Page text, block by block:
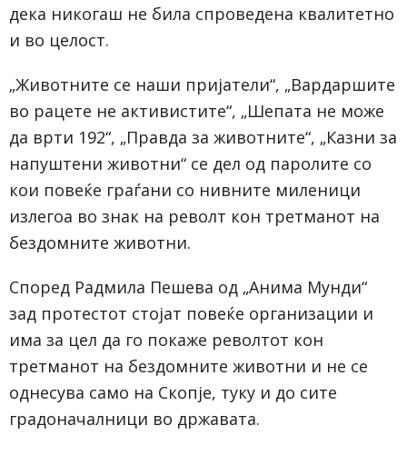
дека никогаш не била спроведена квалитетно
и во целост.
„Животните се наши пријатели“, „Вардаршите
во рацете не активистите“, „Шепата не може
да врти 192“, „Правда за животните“, „Казни за
напуштени животни“ се дел од паролите со
кои повеќе граѓани со нивните миленици
излегоа во знак на револт кон третманот на
бездомните животни.
Според Радмила Пешева од „Анима Мунди“
зад протестот стојат повеќе организации и
има за цел да го покаже револтот кон
третманот на бездомните животни и не се
однесува само на Скопје, туку и до сите
градоначалници во државата.